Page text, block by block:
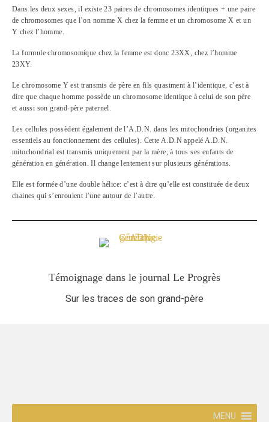
Dans les deux sexes, il existe 23 paires de chromosomes identiques + une paire
de chromosomes que l’on nomme X chez la femme et un chromosome X et un
Y chez l’homme.
La formule chromosomique chez la femme est donc 23XX, chez l’homme
23XY.
Le chromosome Y est transmis de père en fils quasiment à l’identique, c’est à
dire que chaque homme possède un chromosome identique à celui de son père
et aussi son grand-père paternel.
Les cellules possèdent également de l’A.D.N. dans les mitochondries (organites
essentiels au fonctionnement des cellules). Cette A.D.N appelé A.D.N.
mitochondrial est transmis uniquement par la mère, à tous ses enfants de
génération en génération. Il change lentement sur plusieurs générations.
Elle est formée d’une double hélice: c’est à dire qu’elle est constituée de deux
chaines qui s’enroulent l’une autour de l’autre.
Témoignage dans le journal Le Progrès
Sur les traces de son grand-père
MENU